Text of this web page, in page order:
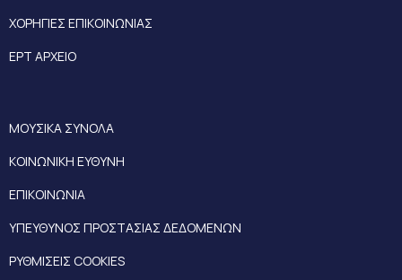
ΧΟΡΗΓΙΕΣ ΕΠΙΚΟΙΝΩΝΙΑΣ
ΕΡΤ ΑΡΧΕΙΟ
ΜΟΥΣΙΚΑ ΣΥΝΟΛΑ
ΚΟΙΝΩΝΙΚΗ ΕΥΘΥΝΗ
ΕΠΙΚΟΙΝΩΝΙΑ
ΥΠΕΥΘΥΝΟΣ ΠΡΟΣΤΑΣΙΑΣ ΔΕΔΟΜΕΝΩΝ
ΡΥΘΜΙΣΕΙΣ COOKIES